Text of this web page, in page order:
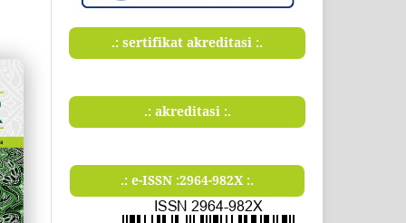
.: sertifikat akreditasi :.
.: akreditasi :.
.: e-ISSN :2964-982X :.